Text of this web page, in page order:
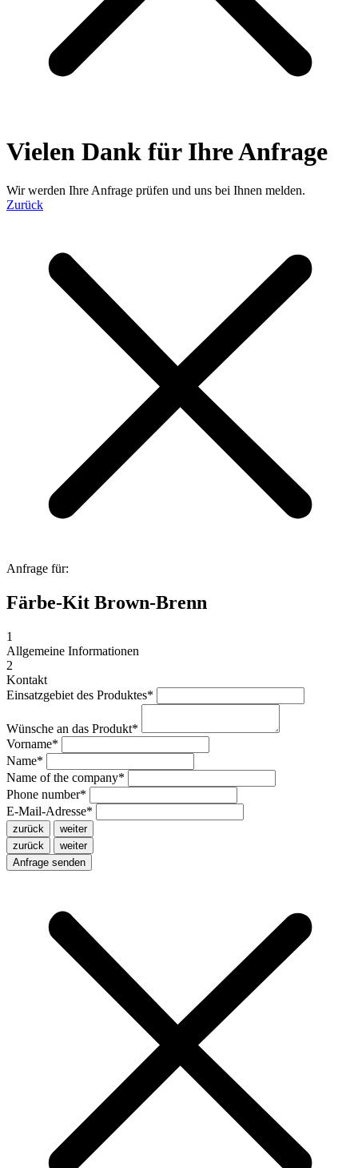
Vielen Dank für Ihre Anfrage
Wir werden Ihre Anfrage prüfen und uns bei Ihnen melden.
Zurück
Anfrage für:
Färbe-Kit Brown-Brenn
1
Allgemeine Informationen
2
Kontakt
Einsatzgebiet des Produktes*
Wünsche an das Produkt*
Vorname*
Name*
Name of the company*
Phone number*
E-Mail-Adresse*
zurück
weiter
zurück
weiter
Anfrage senden